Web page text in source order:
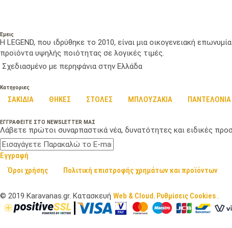
Εμεις
Η LEGEND, που ιδρύθηκε το 2010, είναι μια οικογενειακή
προϊόντα υψηλής ποιότητας σε λογικές τιμές.
Σχεδιασμένο με περηφάνια στην Ελλάδα
Κατηγοριες
ΣΑΚΙΔΙΑ ΘΗΚΕΣ ΣΤΟΛΕΣ ΜΠΛΟΥΖΑΚΙΑ ΠΑΝΤΕΛΟΝΙΑ
ΕΓΓΡΑΦΕΙΤΕ ΣΤΟ NEWSLETTER ΜΑΣ
Λάβετε πρώτοι συναρπαστικά νέα, δυνατότητες και ειδικές
Εγγραφή
Όροι χρήσης
Πολιτική επιστροφής χρημάτων και προϊόντων
© 2019 Karavanas.gr. Κατασκευή Web & Cloud. Ρυθμίσεις Cookies.